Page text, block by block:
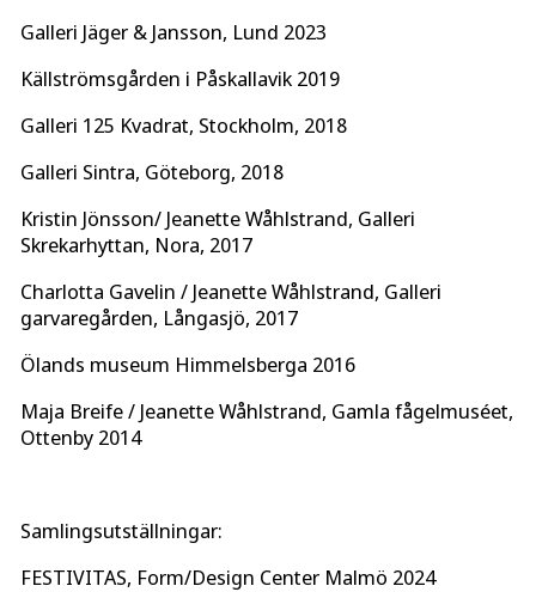
Galleri Jäger & Jansson, Lund 2023
Källströmsgården i Påskallavik 2019
Galleri 125 Kvadrat, Stockholm, 2018
Galleri Sintra, Göteborg, 2018
Kristin Jönsson/ Jeanette Wåhlstrand, Galleri
Skrekarhyttan, Nora, 2017
Charlotta Gavelin / Jeanette Wåhlstrand, Galleri
garvaregården, Långasjö, 2017
Ölands museum Himmelsberga 2016
Maja Breife / Jeanette Wåhlstrand, Gamla fågelmuséet,
Ottenby 2014
Samlingsutställningar:
FESTIVITAS, Form/Design Center Malmö 2024